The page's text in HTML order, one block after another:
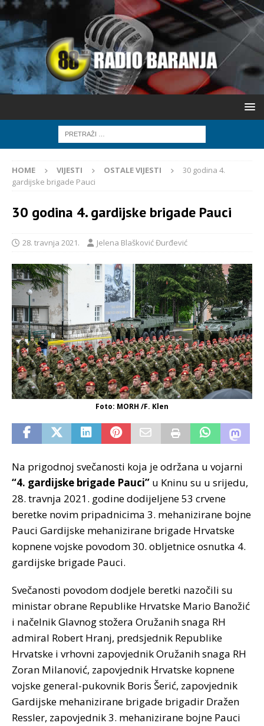
HOME VIJESTI OSTALE VIJESTI
30 godina 4.
gardijske brigade Pauci
30 godina 4. gardijske brigade Pauci
28. travnja 2021. Jelena Blašković Đurđević
Foto: MORH /F. Klen
Na prigodnoj svečanosti koja je održana u vojarni
“4. gardijske brigade Pauci” u Kninu su u srijedu,
28. travnja 2021. godine dodijeljene 53 crvene
beretke novim pripadnicima 3. mehanizirane bojne
Pauci Gardijske mehanizirane brigade Hrvatske
kopnene vojske povodom 30. obljetnice osnutka 4.
gardijske brigade Pauci.
Svečanosti povodom dodjele beretki nazočili su
ministar obrane Republike Hrvatske Mario Banožić
i načelnik Glavnog stožera Oružanih snaga RH
admiral Robert Hranj, predsjednik Republike
Hrvatske i vrhovni zapovjednik Oružanih snaga RH
Zoran Milanović, zapovjednik Hrvatske kopnene
vojske general-pukovnik Boris Šerić, zapovjednik
Gardijske mehanizirane brigade brigadir Dražen
Ressler, zapovjednik 3. mehanizirane bojne Pauci